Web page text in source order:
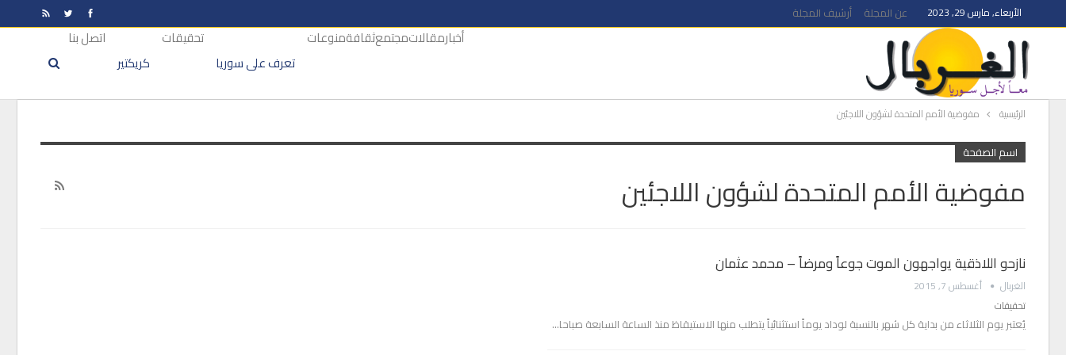
الأربعاء, مارس 29, 2023 عن المجلة أرشيف المجلة
أخبارمقالاتمجتمعثقافةمنوعات
تعرف على سوريا
تحقيقات
كريكتير
اتصل بنا
الرئيسية مفوضية الأمم المتحدة لشؤون اللاجئين
اسم الصفحة
مفوضية الأمم المتحدة لشؤون اللاجئين
نازحو اللاذقية يواجهون الموت جوعاً ومرضاً – محمد عثمان
الغربال
أغسطس 7, 2015
تحقيقات
يُعتبر يوم الثلاثاء من بداية كل شهر بالنسبة لوداد يوماً استثنائياً يتطلب منها الاستيقاظ منذ الساعة السابعة صباحا…